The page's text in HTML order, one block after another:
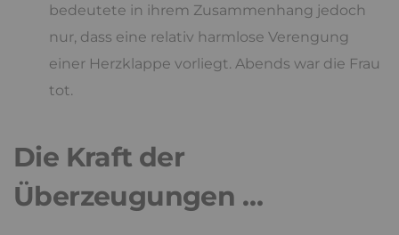
bedeutete in ihrem Zusammenhang jedoch
nur, dass eine relativ harmlose Verengung
einer Herzklappe vorliegt. Abends war die Frau
tot.
Die Kraft der
Überzeugungen …